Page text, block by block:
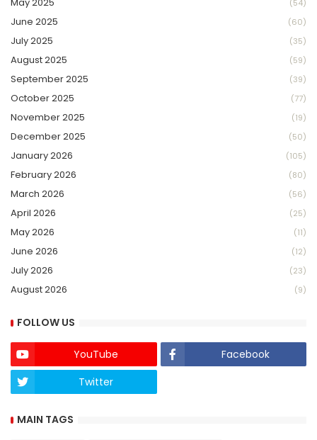
(54)
June 2025 (60)
July 2025 (35)
August 2025 (59)
September 2025 (39)
October 2025 (77)
November 2025 (19)
December 2025 (50)
January 2026 (105)
February 2026 (80)
March 2026 (56)
April 2026 (25)
May 2026 (11)
June 2026 (12)
July 2026 (23)
August 2026 (9)
FOLLOW US
YouTube
Facebook
Twitter
MAIN TAGS